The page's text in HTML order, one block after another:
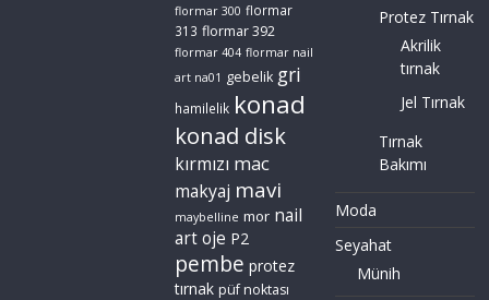
flormar 300 flormar
313 flormar 392
flormar 404 flormar nail
art na01 gebelik gri
hamilelik konad
konad disk
kırmızı mac
makyaj mavi
maybelline mor nail
artoje P2
pembe protez
tırnak püf noktası
Protez Tırnak
Akrilik
tırnak
Jel Tırnak
Tırnak
Bakımı
Moda
Seyahat
Münih